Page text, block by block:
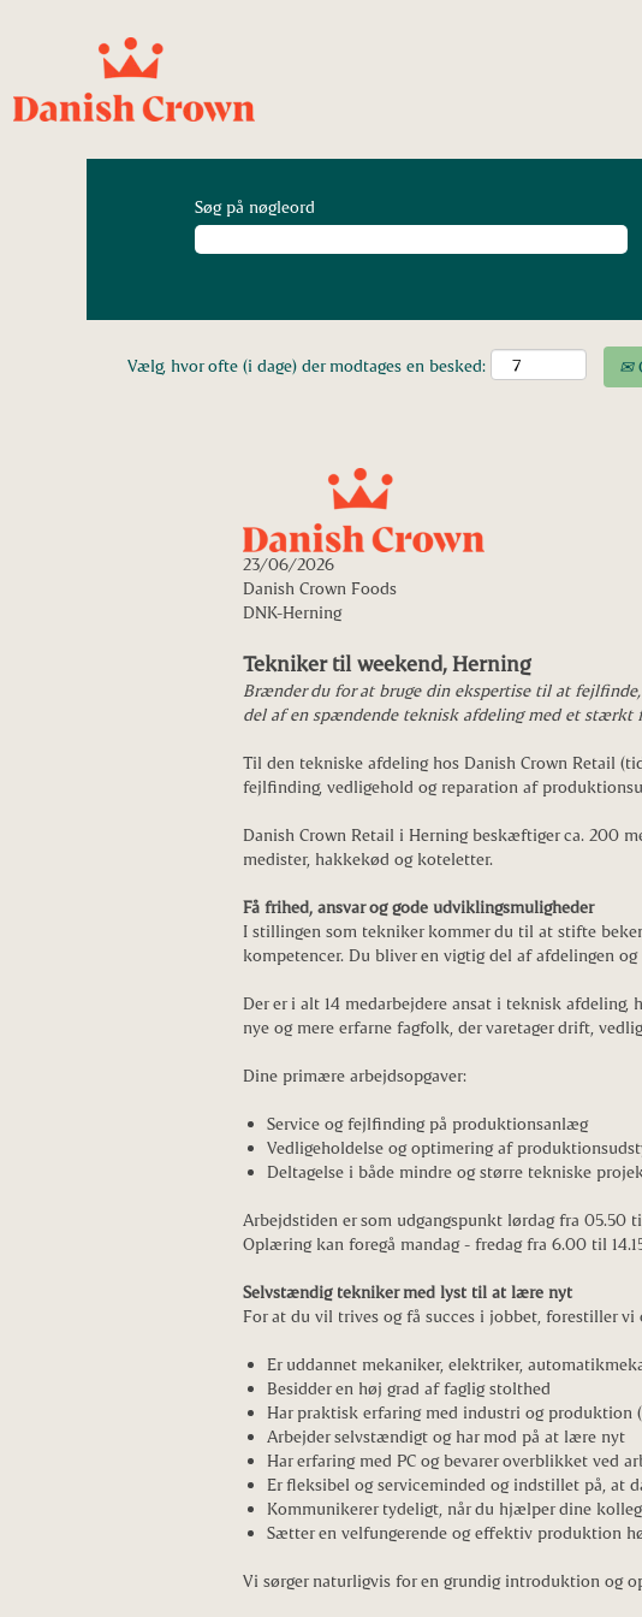
Søg på nøgleord
Vælg, hvor ofte (i dage) der modtages en besked:
23/06/2026
Danish Crown Foods
DNK-Herning
Tekniker til weekend, Herning
Brænder du for at bruge din ekspertise til at
del af en spændende teknisk afdeling med et stærkt
Til den tekniske afdeling hos Danish Crown Retail
fejlfinding, vedligehold og reparation af
Danish Crown Retail i Herning beskæftiger ca. 200
medister, hakkekød og koteletter.
Få frihed, ansvar og gode udviklingsmuligheder
I stillingen som tekniker kommer du til at stifte
kompetencer. Du bliver en vigtig del af afdelingen
Der er i alt 14 medarbejdere ansat i teknisk
nye og mere erfarne fagfolk, der varetager drift,
Dine primære arbejdsopgaver:
Service og fejlfinding på produktionsanlæg
Vedligeholdelse og optimering af
Deltagelse i både mindre og større tekniske
Arbejdstiden er som udgangspunkt lørdag fra 05.50
Oplæring kan foregå mandag - fredag fra 6.00 til
Selvstændig tekniker med lyst til at lære nyt
For at du vil trives og få succes i jobbet, forestiller vi
Er uddannet mekaniker, elektriker,
Besidder en høj grad af faglig stolthed
Har praktisk erfaring med industri og produktion
Arbejder selvstændigt og har mod på at lære nyt
Har erfaring med PC og bevarer overblikket ved
Er fleksibel og serviceminded og indstillet på, at
Kommunikerer tydeligt, når du hjælper dine
Sætter en velfungerende og effektiv produktion
Vi sørger naturligvis for en grundig introduktion og